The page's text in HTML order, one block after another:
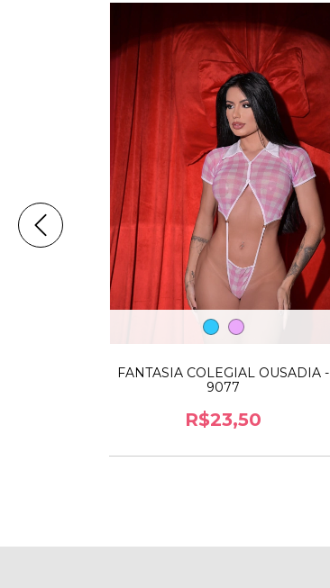
FANTASIA COLEGIAL OUSADIA -
9077
R$23,50